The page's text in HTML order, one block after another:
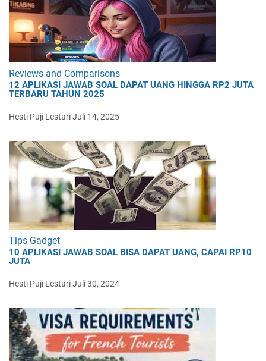
Reviews and Comparisons
12 APLIKASI JAWAB SOAL DAPAT UANG HINGGA RP2 JUTA
TERBARU TAHUN 2025
Hesti Puji LestariJuli 14, 2025
Tips Gadget
10 APLIKASI JAWAB SOAL BISA DAPAT UANG, CAPAI RP10
JUTA
Hesti Puji LestariJuli 30, 2024